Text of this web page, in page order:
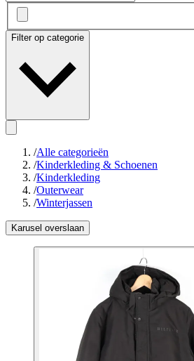
Filter op categorie
/Alle categorieën
/Kinderkleding & Schoenen
/Kinderkleding
/Outerwear
/Winterjassen
Karusel overslaan